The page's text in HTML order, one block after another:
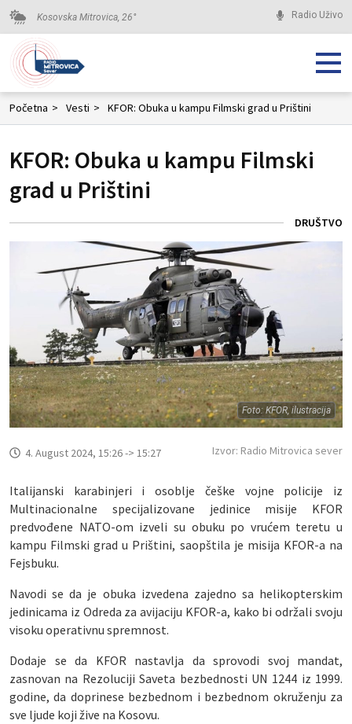
Kosovska Mitrovica, 26° Radio Uživo
Početna > Vesti > KFOR: Obuka u kampu Filmski grad u Prištini
KFOR: Obuka u kampu Filmski
grad u Prištini
DRUŠTVO
Foto: KFOR, ilustracija
4. August 2024, 15:26 -> 15:27 Izvor: Radio Mitrovica sever
Italijanski karabinjeri i osoblje češke vojne policije iz
Multinacionalne specijalizovane jedinice misije KFOR
predvođene NATO-om izveli su obuku po vrućem teretu u
kampu Filmski grad u Prištini, saopštila je misija KFOR-a na
Fejsbuku.
Navodi se da je obuka izvedena zajedno sa helikopterskim
jedinicama iz Odreda za avijaciju KFOR-a, kako bi održali svoju
visoku operativnu spremnost.
Dodaje se da KFOR nastavlja da sprovodi svoj mandat,
zasnovan na Rezoluciji Saveta bezbednosti UN 1244 iz 1999.
godine, da doprinese bezbednom i bezbednom okruženju za
sve ljude koji žive na Kosovu.